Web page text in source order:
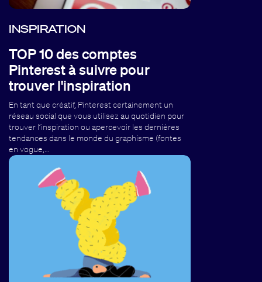
INSPIRATION
TOP 10 des comptes
Pinterest à suivre pour
trouver l'inspiration
En tant que créatif, Pinterest certainement un
réseau social que vous utilisez au quotidien pour
trouver l’inspiration ou apercevoir les dernières
tendances dans le monde du graphisme (fontes
en vogue,…